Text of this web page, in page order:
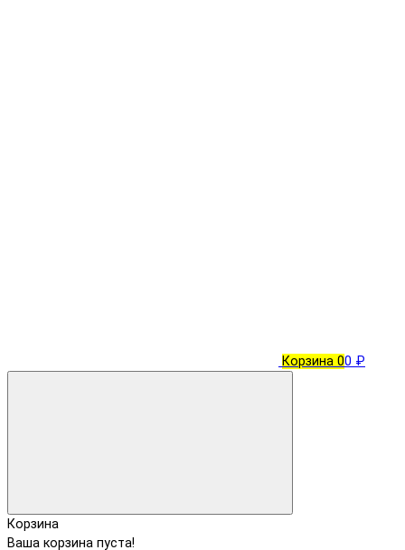
Корзина 00 ₽
Корзина
Ваша корзина пуста!